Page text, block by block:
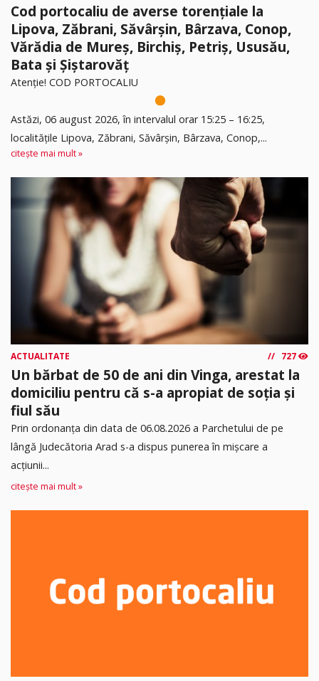
Cod portocaliu de averse torențiale la
Lipova, Zăbrani, Săvârșin, Bârzava, Conop,
Vărădia de Mureș, Birchiș, Petriș, Ususău,
Bata și Șiștarovăț
Atenție! COD PORTOCALIU
Astăzi, 06 august 2026, în intervalul orar 15:25 – 16:25,
localitățile Lipova, Zăbrani, Săvârșin, Bârzava, Conop,...
citește mai mult »
ACTUALITATE 727
Un bărbat de 50 de ani din Vinga, arestat la
domiciliu pentru că s-a apropiat de soția și
fiul său
Prin ordonanța din data de 06.08.2026 a Parchetului de pe
lângă Judecătoria Arad s-a dispus punerea în mişcare a
acţiunii...
citește mai mult »